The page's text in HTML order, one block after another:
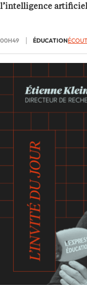
l’intelligence
00H49 ÉDUCATION